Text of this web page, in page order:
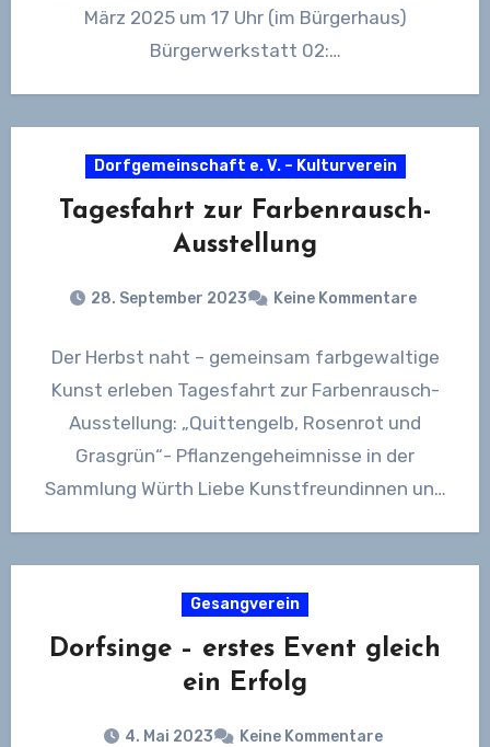
März 2025 um 17 Uhr (im Bürgerhaus)
Bürgerwerkstatt 02:…
Dorfgemeinschaft e. V. – Kulturverein
Tagesfahrt zur Farbenrausch-
Ausstellung
28. September 2023 Keine Kommentare
Der Herbst naht – gemeinsam farbgewaltige
Kunst erleben Tagesfahrt zur Farbenrausch-
Ausstellung: „Quittengelb, Rosenrot und
Grasgrün“- Pflanzengeheimnisse in der
Sammlung Würth Liebe Kunstfreundinnen und
Gesangverein
Dorfsinge – erstes Event gleich
ein Erfolg
4. Mai 2023 Keine Kommentare